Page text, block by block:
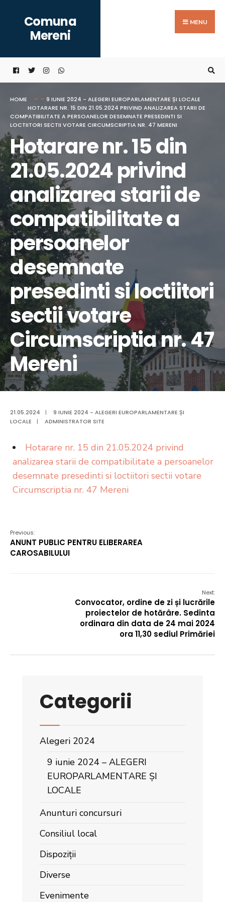
content
Comuna
Mereni
MENU
HOME
9 IUNIE 2024 - ALEGERI EUROPARLAMENTARE ȘI LOCALE
HOTARARE NR. 15 DIN 21.05.2024 PRIVIND ANALIZAREA STARII DE
COMPATIBILITATE A PERSOANELOR DESEMNATE PRESEDINTI SI
LOCTIITORI SECTII VOTARE CIRCUMSCRIPTIA NR. 47 MERENI
Hotarare nr. 15 din
21.05.2024 privind
analizarea starii de
compatibilitate a
persoanelor
desemnate
presedinti si loctiitori
sectii votare
Circumscriptia nr. 47
Mereni
21.05.2024 |
9 IUNIE 2024 - ALEGERI EUROPARLAMENTARE ȘI
LOCALE
| ADMINISTRATOR SITE
Hotarare nr. 15 din 21.05.2024 privind
analizarea starii de compatibilitate a persoanelor
desemnate presedinti si loctiitori sectii votare
Circumscriptia nr. 47 Mereni
Previous:
ANUNT PUBLIC PENTRU ELIBERAREA
CAROSABILULUI
Next:
Convocator, ordine de zi și lucrările
proiectelor de hotărâre. Sedinta
ordinara din data de 24 mai 2024
ora 11,30 sediul Primăriei
Categorii
Alegeri 2024
9 iunie 2024 – ALEGERI
EUROPARLAMENTARE ȘI
LOCALE
Anunturi concursuri
Consiliul local
Dispoziții
Diverse
Evenimente
for: